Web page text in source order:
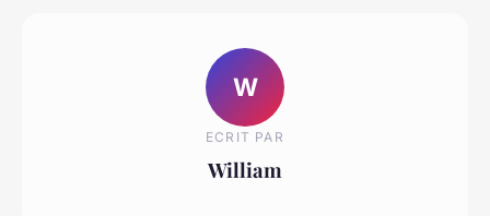
W
ECRIT PAR
William